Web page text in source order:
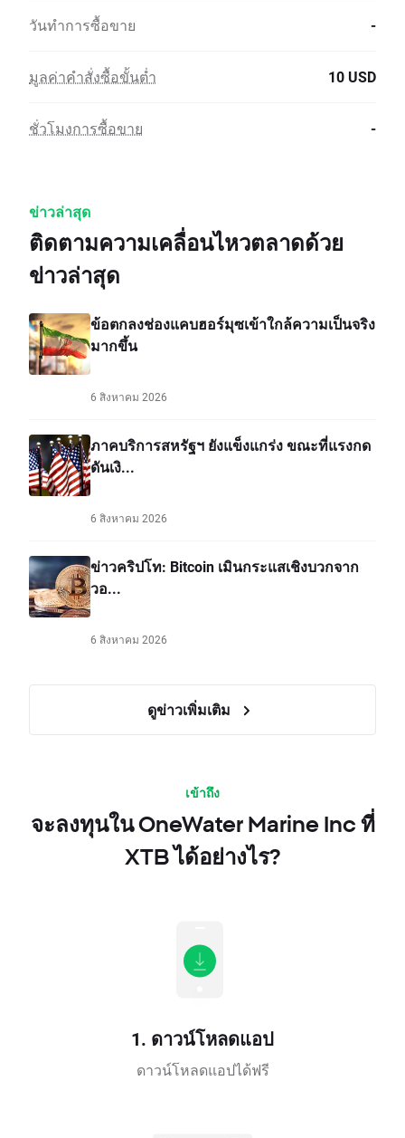
วันทำการซื้อขาย -
มูลค่าคำสั่งซื้อขั้นต่ำ 10 USD
ชั่วโมงการซื้อขาย -
ข่าวล่าสุด
ติดตามความเคลื่อนไหวตลาดด้วย
ข่าวล่าสุด
ข้อตกลงช่องแคบฮอร์มุซเข้าใกล้ความเป็นจริง
มากขึ้น
6 สิงหาคม 2026
ภาคบริการสหรัฐฯ ยังแข็งแกร่ง ขณะที่แรงกด
ดันเงิ...
6 สิงหาคม 2026
ข่าวคริปโท: Bitcoin เมินกระแสเชิงบวกจาก
วอ...
6 สิงหาคม 2026
ดูข่าวเพิ่มเติม
เข้าถึง
จะลงทุนใน OneWater Marine Inc ที่
XTB ได้อย่างไร?
1. ดาวน์โหลดแอป
ดาวน์โหลดแอปได้ฟรี